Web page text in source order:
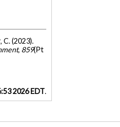
C. (2023).
, 859(Pt
2026 EDT.